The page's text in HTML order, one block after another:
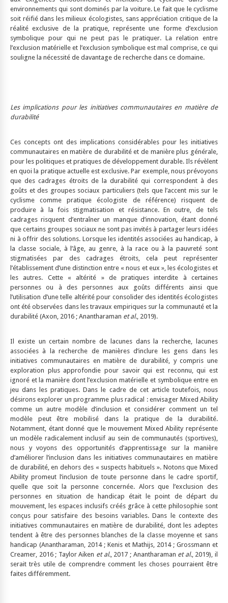
environnements qui sont dominés par la voiture. Le fait que le cyclisme
soit réifié dans les milieux écologistes, sans appréciation critique de la
réalité exclusive de la pratique, représente une forme d’exclusion
symbolique pour qui ne peut pas le pratiquer. La relation entre
l’exclusion matérielle et l’exclusion symbolique est mal comprise, ce qui
souligne la nécessité de davantage de recherche dans ce domaine.
Les implications pour les initiatives communautaires en matière de
durabilité
Ces concepts ont des implications considérables pour les initiatives
communautaires en matière de durabilité et de manière plus générale,
pour les politiques et pratiques de développement durable. Ils révèlent
en quoi la pratique actuelle est exclusive. Par exemple, nous prévoyons
que des cadrages étroits de la durabilité qui correspondent à des
goûts et des groupes sociaux particuliers (tels que l’accent mis sur le
cyclisme comme pratique écologiste de référence) risquent de
produire à la fois stigmatisation et résistance. En outre, de tels
cadrages risquent d’entraîner un manque d’innovation, étant donné
que certains groupes sociaux ne sont pas invités à partager leurs idées
ni à offrir des solutions. Lorsque les identités associées au handicap, à
la classe sociale, à l’âge, au genre, à la race ou à la pauvreté sont
stigmatisées par des cadrages étroits, cela peut représenter
l’établissement d’une distinction entre « nous et eux », les écologistes et
les autres. Cette « altérité » de pratiques interdite à certaines
personnes ou à des personnes aux goûts différents ainsi que
l’utilisation d’une telle altérité pour consolider des identités écologistes
ont été observées dans les travaux empiriques sur la communauté et la
durabilité (Axon, 2016 ; Anantharaman et al., 2019).
Il existe un certain nombre de lacunes dans la recherche, lacunes
associées à la recherche de manières d’inclure les gens dans les
initiatives communautaires en matière de durabilité, y compris une
exploration plus approfondie pour savoir qui est reconnu, qui est
ignoré et la manière dont l’exclusion matérielle et symbolique entre en
jeu dans les pratiques. Dans le cadre de cet article toutefois, nous
désirons explorer un programme plus radical : envisager Mixed Ability
comme un autre modèle d’inclusion et considérer comment un tel
modèle peut être mobilisé dans la pratique de la durabilité.
Notamment, étant donné que le mouvement Mixed Ability représente
un modèle radicalement inclusif au sein de communautés (sportives),
nous y voyons des opportunités d’apprentissage sur la manière
d’améliorer l’inclusion dans les initiatives communautaires en matière
de durabilité, en dehors des « suspects habituels ». Notons que Mixed
Ability promeut l’inclusion de toute personne dans le cadre sportif,
quelle que soit la personne concernée. Alors que l’exclusion des
personnes en situation de handicap était le point de départ du
mouvement, les espaces inclusifs créés grâce à cette philosophie sont
conçus pour satisfaire des besoins variables. Dans le contexte des
initiatives communautaires en matière de durabilité, dont les adeptes
tendent à être des personnes blanches de la classe moyenne et sans
handicap (Anantharaman, 2014 ; Kenis et Mathijs, 2014 ; Grossmann et
Creamer, 2016 ; Taylor Aiken et al., 2017 ; Anantharaman et al., 2019), il
serait très utile de comprendre comment les choses pourraient être
faites différemment.